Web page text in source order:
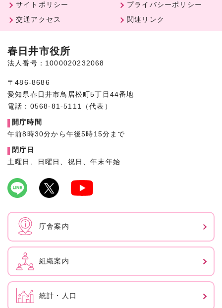
サイトポリシー
プライバシーポリシー
交通アクセス
関連リンク
春日井市役所
法人番号：1000020232068
〒486-8686
愛知県春日井市鳥居松町5丁目44番地
電話：0568-81-5111（代表）
開庁時間
午前8時30分から午後5時15分まで
閉庁日
土曜日、日曜日、祝日、年末年始
庁舎案内
組織案内
統計・人口